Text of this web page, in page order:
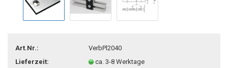
Art.Nr.:
VerbPl2040
Lieferzeit:
ca. 3-8 Werktage